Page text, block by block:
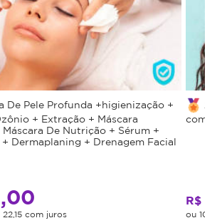
De Limpeza De Pele Da Adcos
Desconto
com juros
R$
ou 10x